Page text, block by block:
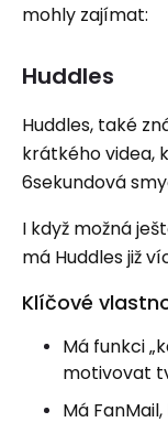
mohly zajímat:
Huddles
Huddles, také
krátkého videa,
6sekundová
I když možná
má Huddles již
Klíčové
Má funkci
motivovat
Má